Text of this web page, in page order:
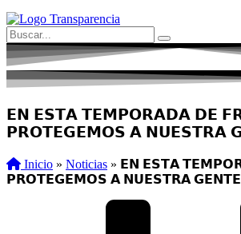
𝗘𝗡 𝗘𝗦𝗧𝗔 𝗧𝗘𝗠𝗣𝗢𝗥𝗔𝗗𝗔 𝗗𝗘
𝗣𝗥𝗢𝗧𝗘𝗚𝗘𝗠𝗢𝗦 𝗔 𝗡𝗨𝗘𝗦𝗧𝗥𝗔
Inicio » Noticias » 𝗘𝗡 𝗘𝗦𝗧𝗔
𝗣𝗥𝗢𝗧𝗘𝗚𝗘𝗠𝗢𝗦 𝗔 𝗡𝗨𝗘𝗦𝗧𝗥𝗔 𝗚𝗘𝗡𝗧𝗘